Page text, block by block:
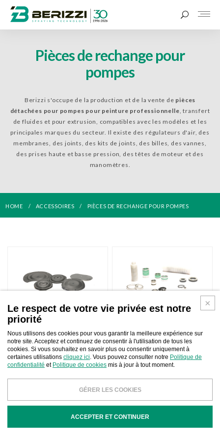
Pièces de rechange pour
pompes
Berizzi s'occupe de la production et de la vente de pièces
détachées pour pompes pour peinture professionnelle, transfert
de fluides et pour extrusion, compatibles avec les modèles et les
principales marques du secteur. Il existe des régulateurs d'air, des
membranes, des joints, des kits de joints, des billes, des vannes,
des prises haute et basse pression, des têtes de moteur et des
manomètres.
HOME ACCESSOIRES PIÈCES DE RECHANGE POUR POMPES
DIAPHRAGMS
PISTON PUMP GASKETS VALVES
Le respect de votre vie privée est notre
priorité
Nous utilisons des cookies pour vous garantir la meilleure expérience sur
notre site. Acceptez et continuez de consentir à l'utilisation de tous les
cookies. Si vous souhaitez en savoir plus ou consentir uniquement à
certaines utilisations cliquez ici. Vous pouvez consulter notre Politique de
confidentialité et Politique de cookies mis à jour à tout moment.
GÉRER LES COOKIES
ACCEPTER ET CONTINUER